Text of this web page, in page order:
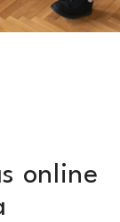
online